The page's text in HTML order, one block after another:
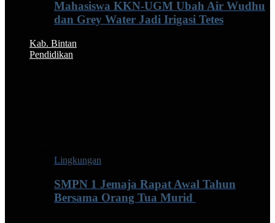
Mahasiswa KKN-UGM Ubah Air Wudhu
dan Grey Water Jadi Irigasi Tetes
Kab. Bintan
Pendidikan
Lingkungan
SMPN 1 Jemaja Rapat Awal Tahun
Bersama Orang Tua Murid ‎